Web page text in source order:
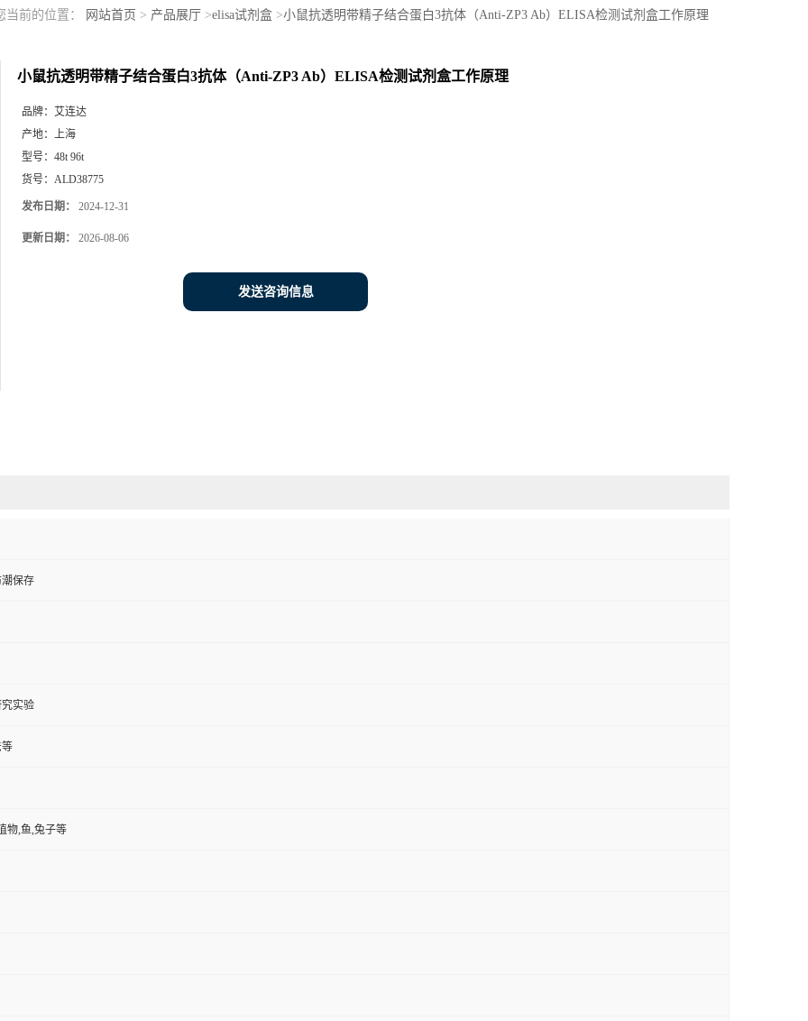
当前的位置： 网站首页 > 产品展厅 >elisa试剂盒>小鼠抗透明带精子结合蛋白3抗体（Anti-ZP3 Ab）ELISA检测试剂盒工作原理
小鼠抗透明带精子结合蛋白3抗体（Anti-ZP3 Ab）ELISA检测试剂盒工作原理
品牌： 艾连达
产地： 上海
型号： 48t 96t
货号： ALD38775
发布日期： 2024-12-31
更新日期： 2026-08-06
发送咨询信息
保存
实验
物,鱼,兔子等